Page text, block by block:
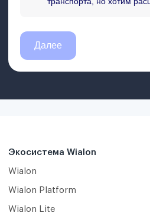
Экосистема Wialon
Wialon
Wialon Platform
Wialon Lite